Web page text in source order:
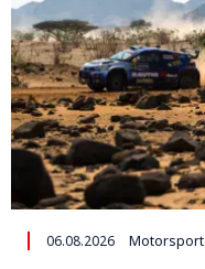
06.08.2026 Motorsport